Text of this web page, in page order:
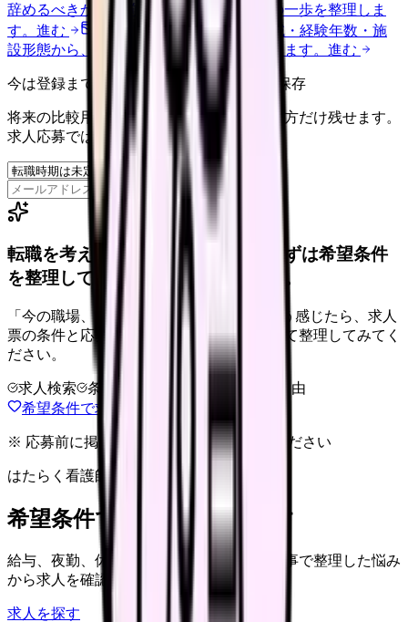
辞めるべきか迷う前に、悩みの種類と次の一歩を整理しま
す。 進む 給料コンパスで比較する
地域・経験年数・施
設形態から、今の給料の現在地を確認できます。 進む
今は登録までしない人向け: 希望条件だけ保存
将来の比較用に、転職時期と気になる働き方だけ残せます。
求人応募ではありません。
保存
転職を考えている看護師さんへ。まずは希望条件
を整理して、求人を見比べられます。
「今の職場、このままでいいのかな...」そう感じたら、求人
票の条件と応募前に確認したい不安を分けて整理してみてく
ださい。
求人検索 条件整理
退会自由
希望条件で求人を探す
※ 応募前に掲載元の最新情報を確認してください
はたらく看護師さん 求人
希望条件で看護師求人を探す
給与、夜勤、休み、ブランクなど、この記事で整理した悩み
から求人を確認できます。
求人を探す